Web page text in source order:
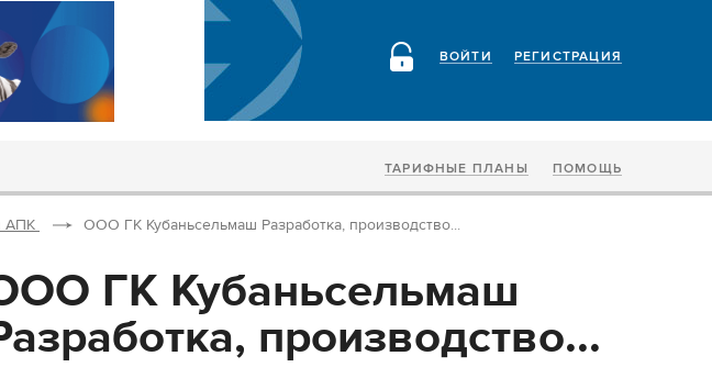
РЕГИСТРАЦИЯ
ВОЙТИ
ТАРИФНЫЕ ПЛАНЫ ПОМОЩЬ
АПК ООО ГК Кубаньсельмаш Разработка, производство...
ГК Кубаньсельмаш
производство...